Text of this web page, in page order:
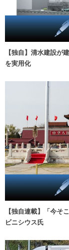
【独自】清水建設が
を実用化
【独自連載】「今
ビニシウス氏